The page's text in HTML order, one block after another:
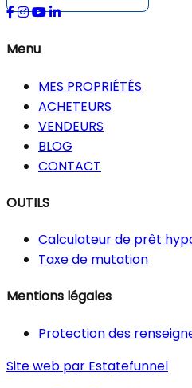
Menu
MES PROPRIÉTÉS
ACHETEURS
VENDEURS
BLOG
CONTACT
OUTILS
Calculateur de prêt
Taxe de mutation
Mentions légales
Protection des
Site web par Estatefunnel